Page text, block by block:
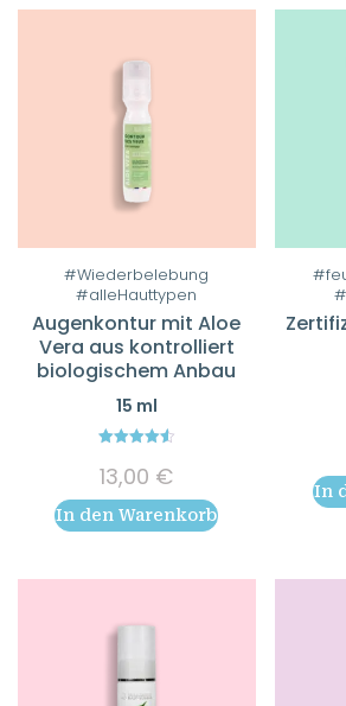
#Wiederbelebung
#alleHauttypen
Augenkontur mit Aloe
Vera aus kontrolliert
biologischem Anbau
15 ml
out of 5
13,00 €
In den Warenkorb
In